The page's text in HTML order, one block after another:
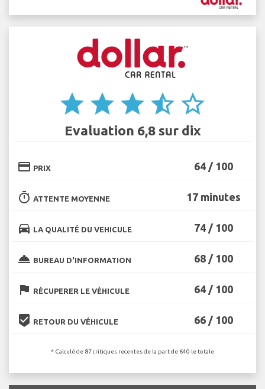
star star star star_half star_border
Evaluation 6,8 sur dix
credit_card PRIX 64 / 100
timer ATTENTE MOYENNE 17 minutes
directions_car LA QUALITÉ DU VEHICULE 74 / 100
room_service BUREAU D'INFORMATION 68 / 100
flag RÉCUPERER LE VÉHICULE 64 / 100
beenhere RETOUR DU VÉHICULE 66 / 100
* Calculé de 87 critiques recentes de la part de 640 le totale